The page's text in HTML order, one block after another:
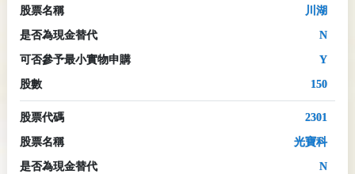
股票名稱 川湖
是否為現金替代 N
可否參予最小實物申購 Y
股數 150
股票代碼 2301
股票名稱 光寶科
是否為現金替代 N